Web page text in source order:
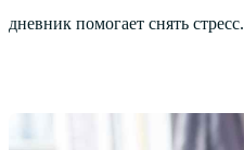
дневник помогает снять стресс.